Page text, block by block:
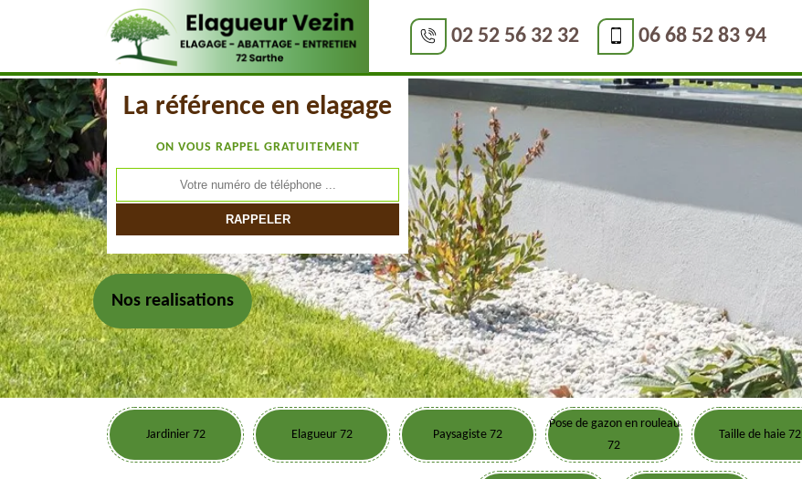
02 52 56 32 32 06 68 52 83 94
La référence en elagage
ON VOUS RAPPEL GRATUITEMENT
Nos realisations
Jardinier 72 Elagueur 72 Paysagiste 72
Pose de gazon en rouleau
72
Taille de haie 72